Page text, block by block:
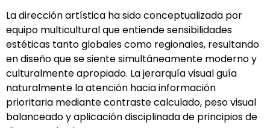
La dirección artística ha sido conceptualizada por
equipo multicultural que entiende sensibilidades
estéticas tanto globales como regionales, resultando
en diseño que se siente simultáneamente moderno y
culturalmente apropiado. La jerarquía visual guía
naturalmente la atención hacia información
prioritaria mediante contraste calculado, peso visual
balanceado y aplicación disciplinada de principios de